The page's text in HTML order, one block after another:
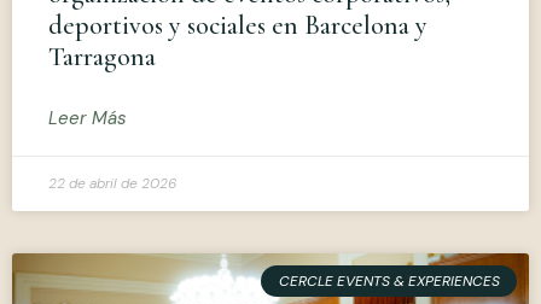
deportivos y sociales en Barcelona y
Tarragona
Leer Más
22 de abril de 2026
CERCLE EVENTS & EXPERIENCES